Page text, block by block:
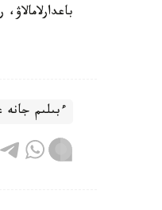
ءبىلىم جانە